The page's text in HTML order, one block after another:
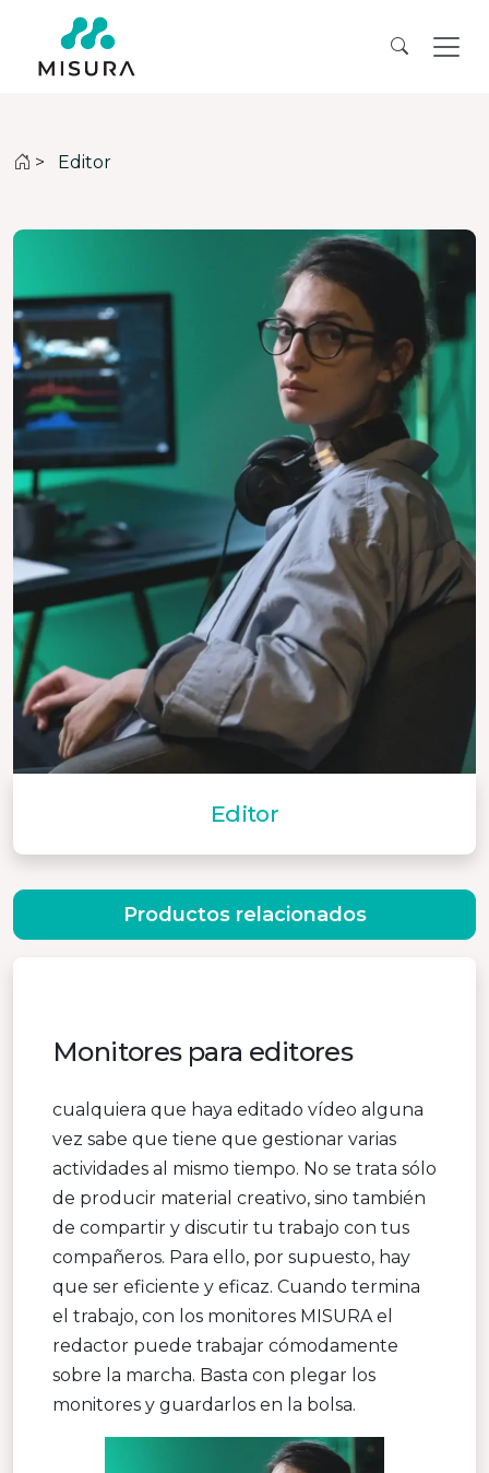
> Editor
Editor
Monitores para editores
cualquiera que haya editado vídeo alguna
vez sabe que tiene que gestionar varias
actividades al mismo tiempo. No se trata sólo
de producir material creativo, sino también
de compartir y discutir tu trabajo con tus
compañeros. Para ello, por supuesto, hay
que ser eficiente y eficaz. Cuando termina
el trabajo, con los monitores MISURA el
redactor puede trabajar cómodamente
sobre la marcha. Basta con plegar los
monitores y guardarlos en la bolsa.
Productos relacionados